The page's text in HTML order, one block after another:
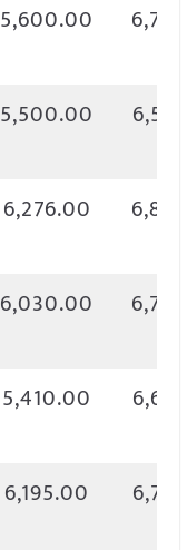
5,600.00
5,500.00
6,276.00
6,030.00
5,410.00
6,195.00